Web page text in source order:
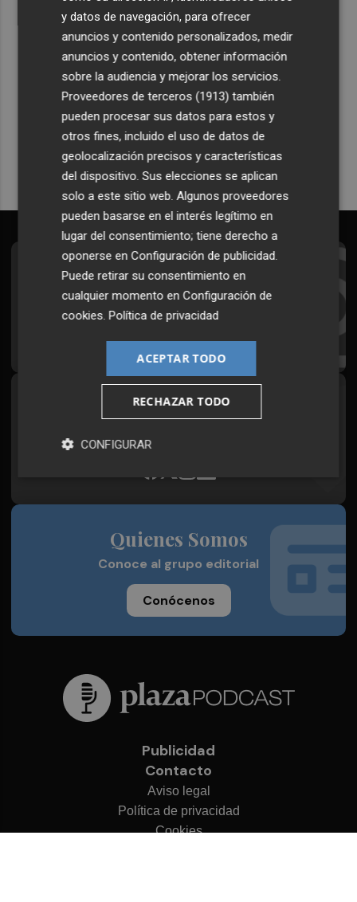
Recibe toda la actualidad de
Plaza Podcast en tu correo
Quiero suscribirme
Suscríbete al Boletín
Todos los días a primera hora en tu email
¡Quiero suscribirme!
Síguenos en redes
Quienes Somos
Conoce al grupo editorial
Conócenos
Publicidad
Contacto
Aviso legal
Política de privacidad
Cookies
y datos de navegación, para ofrecer
anuncios y contenido personalizados, medir
anuncios y contenido, obtener información
sobre la audiencia y mejorar los servicios.
Proveedores de terceros (1913) también
pueden procesar sus datos para estos y
otros fines, incluido el uso de datos de
geolocalización precisos y características
del dispositivo. Sus elecciones se aplican
solo a este sitio web. Algunos proveedores
pueden basarse en el interés legítimo en
lugar del consentimiento; tiene derecho a
oponerse enConfiguración de publicidad
Puede retirar su consentimiento en
cualquier momento enConfiguración de
cookies .Política de privacidad
ACEPTAR TODO
RECHAZAR TODO
CONFIGURAR